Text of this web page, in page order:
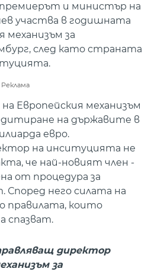
и министър на
участва в годишната
механизъм за
след като страната
Реклама
Европейския механизъм
на държавите в
евро.
на инситуцията не
че най-новият член -
от процедура за
него силата на
правилата, които
спазват.
директор
за